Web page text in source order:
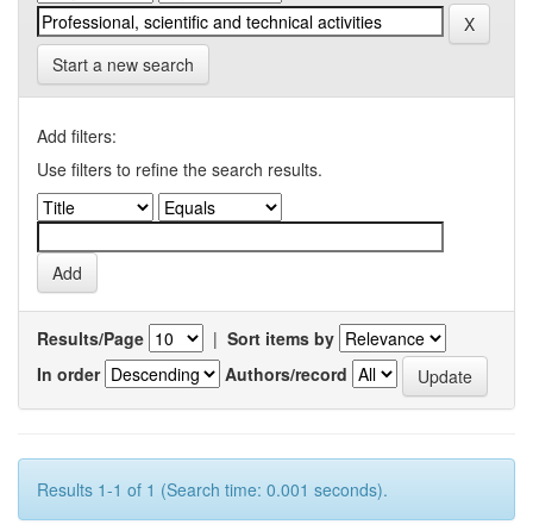
Start a new search
Add filters:
Use filters to refine the search results.
Results/Page | Sort items by
In order
Authors/record
Results 1-1 of 1 (Search time: 0.001 seconds).